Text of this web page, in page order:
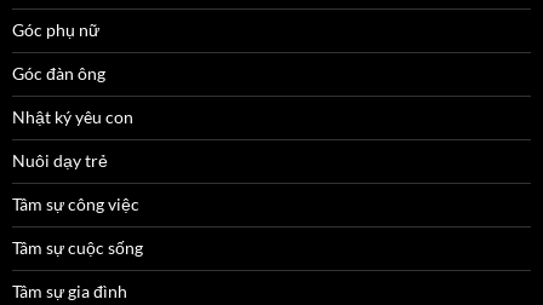
Góc phụ nữ
Góc đàn ông
Nhật ký yêu con
Nuôi dạy trẻ
Tâm sự công việc
Tâm sự cuộc sống
Tâm sự gia đình